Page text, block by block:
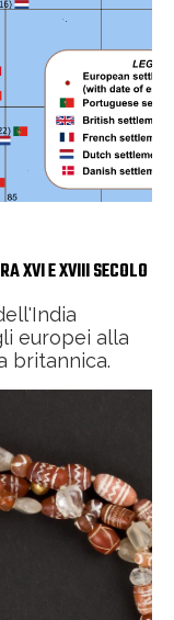
XVI E XVIII SECOLO
europei alla
britannica.